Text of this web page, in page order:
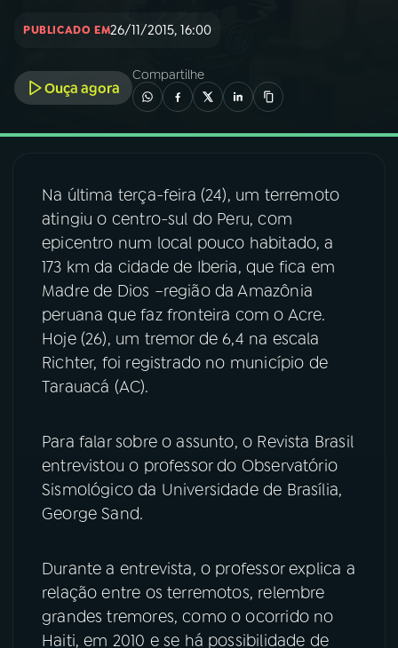
INÍCIO
A RÁDIO
03PROGRAMAÇÃO
04PROGRAMAS
PODCASTS
06VIDEOCASTS
ÚLTIMAS
FESTIVAL DE MÚSICA
ACOMPANHE A RÁDIO NACIONAL
Instagram X
TikTok
PUBLICADO EM26/11/2015, 16:00
Ouça agora
Compartilhe
Na última terça-feira (24), um terremoto
atingiu o centro-sul do Peru, com
epicentro num local pouco habitado, a
173 km da cidade de Iberia, que fica em
Madre de Dios –região da Amazônia
peruana que faz fronteira com o Acre.
Hoje (26), um tremor de 6,4 na escala
Richter, foi registrado no município de
Tarauacá (AC).
Para falar sobre o assunto, o Revista Brasil
entrevistou o professor do Observatório
Sismológico da Universidade de Brasília,
George Sand.
Durante a entrevista, o professor explica a
relação entre os terremotos, relembre
grandes tremores, como o ocorrido no
Haiti, em 2010 e se há possibilidade de